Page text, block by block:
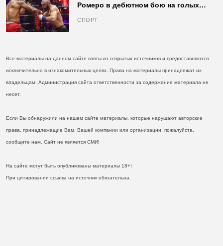
Ромеро в дебютном бою на голых
СПОРТ
Все материалы на данном сайте взяты из открытых источников и предоставляются
исключительно в ознакомительных целях. Права на материалы принадлежат их
владельцам. Администрация сайта ответственности за содержание материала не
несет.
Если Вы обнаружили на нашем сайте материалы, которые нарушают авторские
права, принадлежащие Вам, Вашей компании или организации, пожалуйста,
сообщите нам. Сайт не является СМИ!
На сайте могут быть опубликованы материалы 18+!
При цитировании ссылка на источник обязательна.